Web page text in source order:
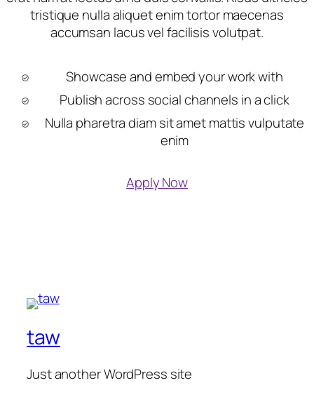
tristique nulla aliquet enim tortor maecenas
accumsan lacus vel facilisis volutpat.
Showcase and embed your work with
Publish across social channels in a click
Nulla pharetra diam sit amet mattis vulputate
enim
Apply Now
taw
Just another WordPress site